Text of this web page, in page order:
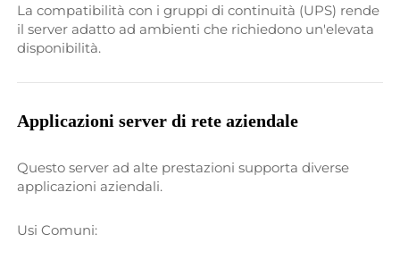
La compatibilità con i gruppi di continuità (UPS) rende
il server adatto ad ambienti che richiedono un'elevata
disponibilità.
Applicazioni server di rete aziendale
Questo server ad alte prestazioni supporta diverse
applicazioni aziendali.
Usi Comuni: